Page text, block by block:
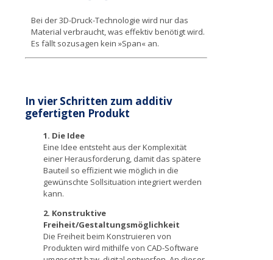
Bei der 3D-Druck-Technologie wird nur das
Material verbraucht, was effektiv benötigt wird.
Es fällt sozusagen kein »Span« an.
In vier Schritten zum additiv
gefertigten Produkt
1. Die Idee
Eine Idee entsteht aus der Komplexität
einer Herausforderung, damit das spätere
Bauteil so effizient wie möglich in die
gewünschte Sollsituation integriert werden
kann.
2. Konstruktive
Freiheit/Gestaltungsmöglichkeit
Die Freiheit beim Konstruieren von
Produkten wird mithilfe von CAD-Software